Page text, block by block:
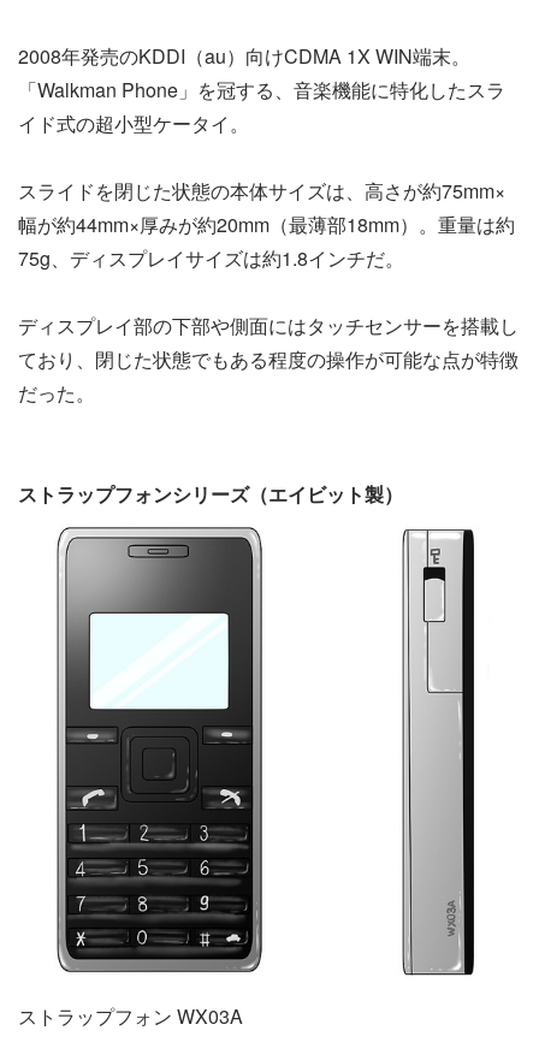
2008年発売のKDDI（au）向けCDMA 1X WIN端末。
「Walkman Phone」を冠する、音楽機能に特化したスラ
イド式の超小型ケータイ。
スライドを閉じた状態の本体サイズは、高さが約75mm×
幅が約44mm×厚みが約20mm（最薄部18mm）。重量は約
75g、ディスプレイサイズは約1.8インチだ。
ディスプレイ部の下部や側面にはタッチセンサーを搭載し
ており、閉じた状態でもある程度の操作が可能な点が特徴
だった。
ストラップフォンシリーズ（エイビット製）
ストラップフォン WX03A